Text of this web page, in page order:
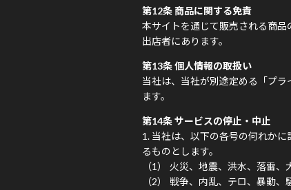
第12条 商品に関する免責
本サイトを通じて販売される商
出店者にあります。
第13条 個人情報の取扱い
当社は、当社が別途定める「プ
ます。
第14条 サービスの停止・中止
当社は、以下の各号の何れか
るものとします。
火災、地震、洪水、落雷、
戦争、内乱、テロ、暴動、